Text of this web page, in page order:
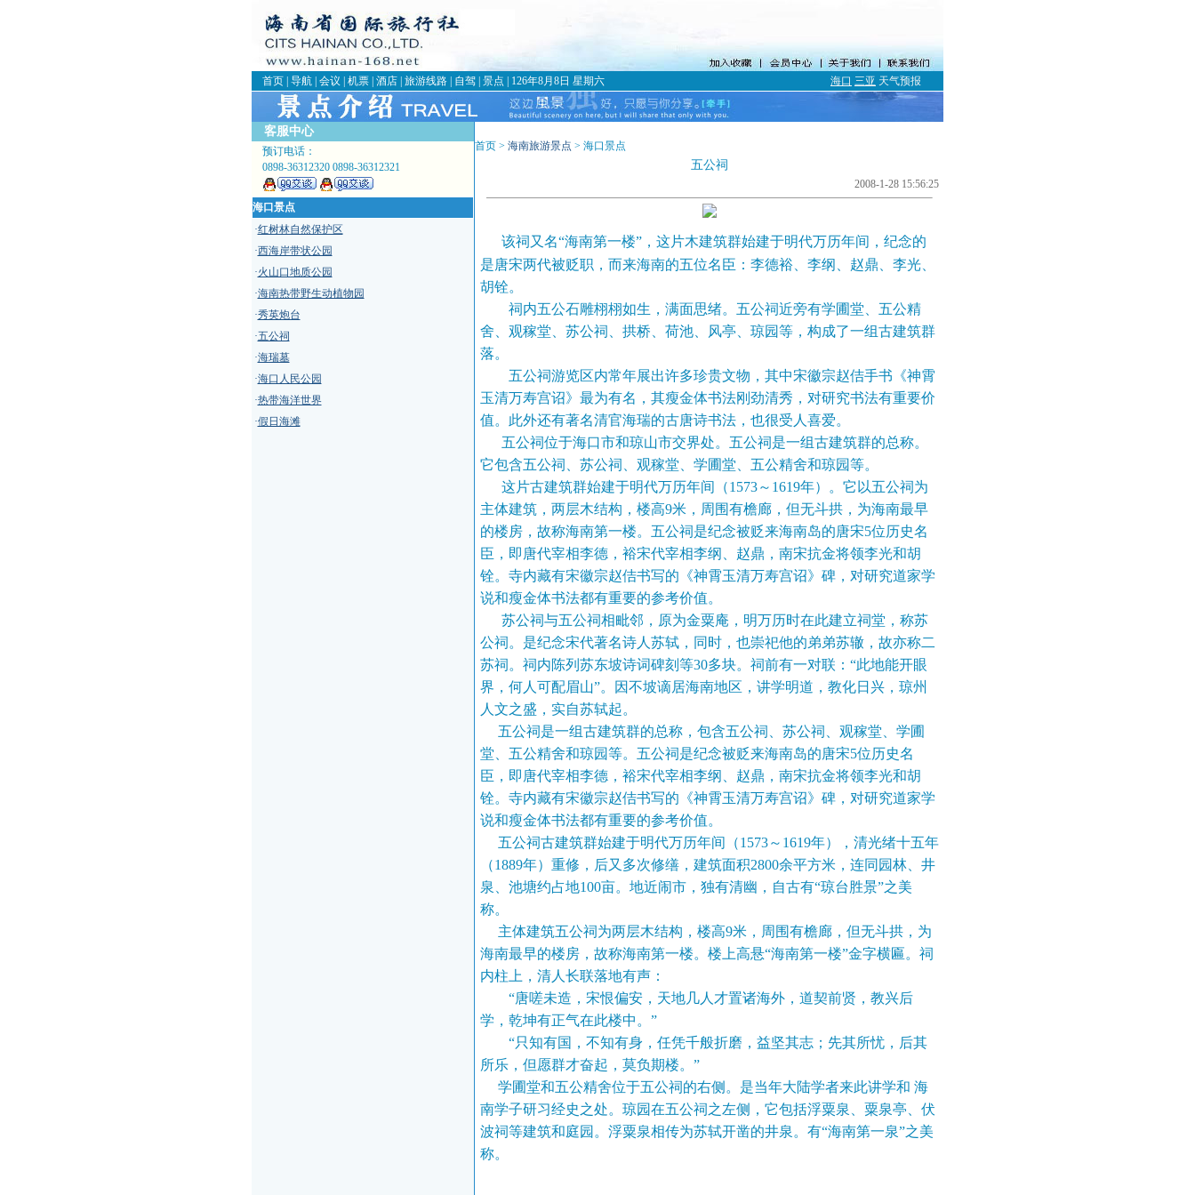
首页 导航 会议 机票 酒店 旅游线路 自驾 景点 126年8月8日 星期六 海口 三亚 天气预报
客服中心
预订电话：
0898-36312320 0898-36312321
海口景点
·红树林自然保护区
·西海岸带状公园
·火山口地质公园
·海南热带野生动植物园
·秀英炮台
·五公祠
·海瑞墓
·海口人民公园
·热带海洋世界
·假日海滩
首页 > 海南旅游景点 > 海口景点
五公祠
2008-1-28 15:56:25
该祠又名“海南第一楼”，这片木建筑群始建于明代万历年间，纪念的
是唐宋两代被贬职，而来海南的五位名臣：李德裕、李纲、赵鼎、李光、
胡铨。
祠内五公石雕栩栩如生，满面思绪。五公祠近旁有学圃堂、五公精
舍、观稼堂、苏公祠、拱桥、荷池、风亭、琼园等，构成了一组古建筑群
落。
五公祠游览区内常年展出许多珍贵文物，其中宋徽宗赵佶手书《神霄
玉清万寿宫诏》最为有名，其瘦金体书法刚劲清秀，对研究书法有重要价
值。此外还有著名清官海瑞的古唐诗书法，也很受人喜爱。
五公祠位于海口市和琼山市交界处。五公祠是一组古建筑群的总称。
它包含五公祠、苏公祠、观稼堂、学圃堂、五公精舍和琼园等。
这片古建筑群始建于明代万历年间（1573～1619年）。它以五公祠为
主体建筑，两层木结构，楼高9米，周围有檐廊，但无斗拱，为海南最早
的楼房，故称海南第一楼。五公祠是纪念被贬来海南岛的唐宋5位历史名
臣，即唐代宰相李德，裕宋代宰相李纲、赵鼎，南宋抗金将领李光和胡
铨。寺内藏有宋徽宗赵佶书写的《神霄玉清万寿宫诏》碑，对研究道家学
说和瘦金体书法都有重要的参考价值。
苏公祠与五公祠相毗邻，原为金粟庵，明万历时在此建立祠堂，称苏
公祠。是纪念宋代著名诗人苏轼，同时，也崇祀他的弟弟苏辙，故亦称二
苏祠。祠内陈列苏东坡诗词碑刻等30多块。祠前有一对联：“此地能开眼
界，何人可配眉山”。因不坡谪居海南地区，讲学明道，教化日兴，琼州
人文之盛，实自苏轼起。
五公祠是一组古建筑群的总称，包含五公祠、苏公祠、观稼堂、学圃
堂、五公精舍和琼园等。五公祠是纪念被贬来海南岛的唐宋5位历史名
臣，即唐代宰相李德，裕宋代宰相李纲、赵鼎，南宋抗金将领李光和胡
铨。寺内藏有宋徽宗赵佶书写的《神霄玉清万寿宫诏》碑，对研究道家学
说和瘦金体书法都有重要的参考价值。
五公祠古建筑群始建于明代万历年间（1573～1619年），清光绪十五年
（1889年）重修，后又多次修缮，建筑面积2800余平方米，连同园林、井
泉、池塘约占地100亩。地近闹市，独有清幽，自古有“琼台胜景”之美
称。
主体建筑五公祠为两层木结构，楼高9米，周围有檐廊，但无斗拱，为
海南最早的楼房，故称海南第一楼。楼上高悬“海南第一楼”金字横匾。祠
内柱上，清人长联落地有声：
“唐嗟未造，宋恨偏安，天地几人才置诸海外，道契前贤，教兴后
学，乾坤有正气在此楼中。”
“只知有国，不知有身，任凭千般折磨，益坚其志；先其所忧，后其
所乐，但愿群才奋起，莫负期楼。”
学圃堂和五公精舍位于五公祠的右侧。是当年大陆学者来此讲学和 海
南学子研习经史之处。琼园在五公祠之左侧，它包括浮粟泉、粟泉亭、伏
波祠等建筑和庭园。浮粟泉相传为苏轼开凿的井泉。有“海南第一泉”之美
称。